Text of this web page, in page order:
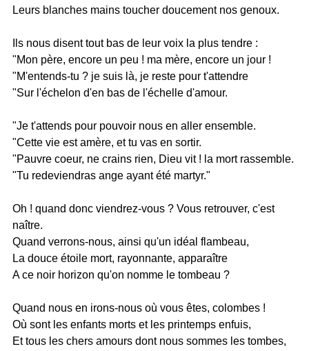
Leurs blanches mains toucher doucement nos genoux.
Ils nous disent tout bas de leur voix la plus tendre :
"Mon père, encore un peu ! ma mère, encore un jour !
"M'entends-tu ? je suis là, je reste pour t'attendre
"Sur l'échelon d'en bas de l'échelle d'amour.
"Je t'attends pour pouvoir nous en aller ensemble.
"Cette vie est amère, et tu vas en sortir.
"Pauvre coeur, ne crains rien, Dieu vit ! la mort rassemble.
"Tu redeviendras ange ayant été martyr."
Oh ! quand donc viendrez-vous ? Vous retrouver, c'est
naître.
Quand verrons-nous, ainsi qu'un idéal flambeau,
La douce étoile mort, rayonnante, apparaître
A ce noir horizon qu'on nomme le tombeau ?
Quand nous en irons-nous où vous êtes, colombes !
Où sont les enfants morts et les printemps enfuis,
Et tous les chers amours dont nous sommes les tombes,